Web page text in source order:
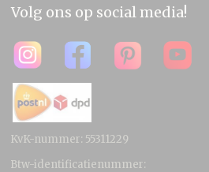
Volg ons op social media!
KvK-nummer: 55311229
Btw-identificatienummer: